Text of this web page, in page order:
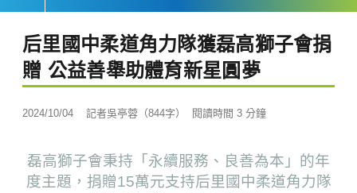
后里國中柔道角力隊獲磊高獅子會捐
贈 公益善舉助體育新星圓夢
2024/10/04 記者吳亭蓉（844字） 閱讀時間 3 分鐘
磊高獅子會秉持「永續服務、良善為本」的年
度主題，捐贈15萬元支持后里國中柔道角力隊